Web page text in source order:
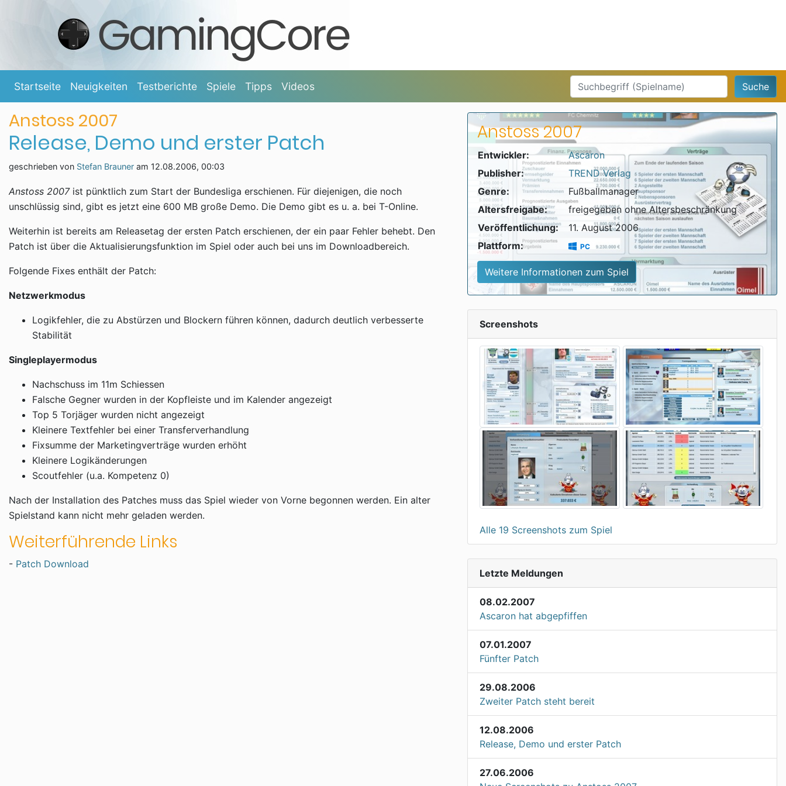
Startseite Neuigkeiten Testberichte Spiele Tipps Videos Suche
Anstoss 2007
Release, Demo und erster Patch
geschrieben von Stefan Brauner am 12.08.2006, 00:03
Anstoss 2007ist pünktlich zum Start der Bundesliga erschienen. Für diejenigen, die noch
unschlüssig sind, gibt es jetzt eine 600 MB große Demo. Die Demo gibt es u. a. bei T-Online.
Weiterhin ist bereits am Releasetag der ersten Patch erschienen, der ein paar Fehler behebt. Den
Patch ist über die Aktualisierungsfunktion im Spiel oder auch bei uns im Downloadbereich.
Folgende Fixes enthält der Patch:
Netzwerkmodus
Logikfehler, die zu Abstürzen und Blockern führen können, dadurch deutlich verbesserte
Stabilität
Singleplayermodus
Nachschuss im 11m Schiessen
Falsche Gegner wurden in der Kopfleiste und im Kalender angezeigt
Top 5 Torjäger wurden nicht angezeigt
Kleinere Textfehler bei einer Transferverhandlung
Fixsumme der Marketingverträge wurden erhöht
Kleinere Logikänderungen
Scoutfehler (u.a. Kompetenz 0)
Nach der Installation des Patches muss das Spiel wieder von Vorne begonnen werden. Ein alter
Spielstand kann nicht mehr geladen werden.
Weiterführende Links
- Patch Download
Anstoss 2007
Entwickler:
Ascaron
Publisher:
TREND Verlag
Genre:
Fußballmanager
Altersfreigabe:
freigegeben ohne Altersbeschränkung
Veröffentlichung:
11. August 2006
Plattform:
PC
Weitere Informationen zum Spiel
Screenshots
Alle 19 Screenshots zum Spiel
Letzte Meldungen
08.02.2007
Ascaron hat abgepfiffen
07.01.2007
Fünfter Patch
29.08.2006
Zweiter Patch steht bereit
12.08.2006
Release, Demo und erster Patch
27.06.2006